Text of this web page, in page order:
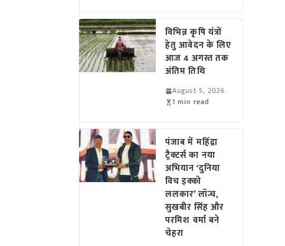
विभिन्न कृषि यंत्रों
हेतु आवेदन के लिए
आज 4 अगस्त तक
अंतिम तिथि
August 5, 2026
1 min read
पंजाब में महिंद्रा
ट्रैक्टर्स का नया
अभियान ‘दुनिया
विच इक्को
ललकार’ लॉन्च,
सुखबीर सिंह और
परमिश वर्मा बने
चेहरा